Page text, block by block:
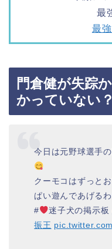
最
最
門倉健が失踪
かっていない？
今日は元野球選手
クーモコはずっと
ぱい遊んであげるわ
#
迷子犬の掲示板
振王